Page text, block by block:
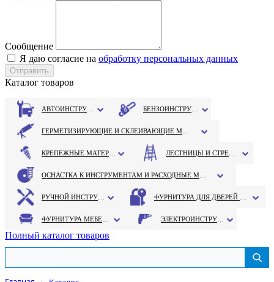
Сообщение
Я даю согласие на обработку персональных данных
Каталог товаров
Полный каталог товаров